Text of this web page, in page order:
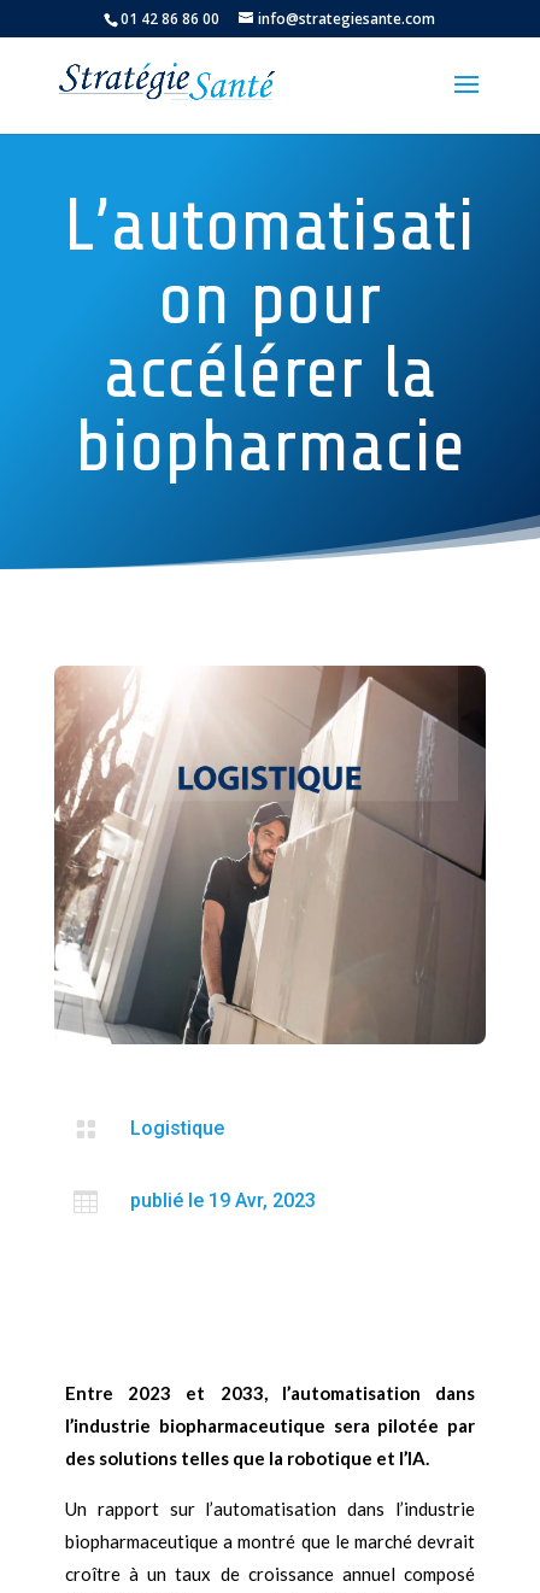
01 42 86 86 00 info@strategiesante.com
L’automatisati
on pour
accélérer la
biopharmacie
 Logistique
 publié le 19 Avr, 2023
Entre 2023 et 2033, l’automatisation dans
l’industrie biopharmaceutique sera pilotée par
des solutions telles que la robotique et l’IA.
Un rapport sur l’automatisation dans l’industrie
biopharmaceutique a montré que le marché devrait
croître à un taux de croissance annuel composé